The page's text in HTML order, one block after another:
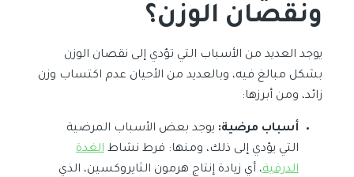
ونقصان الوزن؟
يوجد العديد من الأسباب التي تؤدي إلى نقصان الوزن
بشكل مبالغ فيه، وبالعديد من الأحيان عدم اكتساب وزن
زائد، ومن أبرزها:
أسباب مرضية: يوجد بعض الأسباب المرضية
التي يؤدي إلى ذلك، ومنها: فرط نشاط الغدة
الدرقية، أي زيادة إنتاج هرمون الثايروكسين، الذي